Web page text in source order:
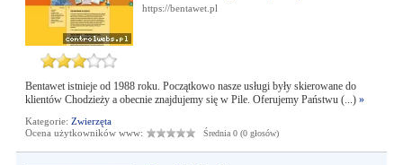
https://bentawet.pl
Bentawet istnieje od 1988 roku. Początkowo nasze usługi były skierowane do
klientów Chodzieży a obecnie znajdujemy się w Pile. Oferujemy Państwu (...) »
Kategorie: Zwierzęta
Ocena użytkowników www:
Średnia 0 (0 głosów)